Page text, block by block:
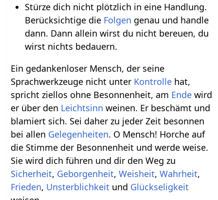
Stürze dich nicht plötzlich in eine Handlung.
Berücksichtige die Folgen genau und handle
dann. Dann allein wirst du nicht bereuen, du
wirst nichts bedauern.
Ein gedankenloser Mensch, der seine
Sprachwerkzeuge nicht unter Kontrolle hat,
spricht ziellos ohne Besonnenheit, am Ende wird
er über den Leichtsinn weinen. Er beschämt und
blamiert sich. Sei daher zu jeder Zeit besonnen
bei allen Gelegenheiten. O Mensch! Horche auf
die Stimme der Besonnenheit und werde weise.
Sie wird dich führen und dir den Weg zu
Sicherheit, Geborgenheit,Weisheit,Wahrheit,
Frieden, Unsterblichkeit und Glückseligkeit